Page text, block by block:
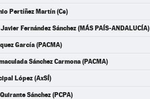
Pertíñez Martín (Cs)
Fernández Sánchez (MÁS PAÍS-ANDALUCÍA)
García (PACMA)
Sánchez Carmona (PACMA)
López (AxSÍ)
Sánchez (PCPA)